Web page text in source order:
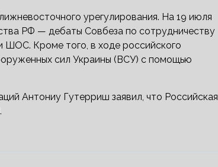
урегулирования. На 19 июля
РФ — дебаты Совбеза по сотрудничеству
Кроме того, в ходе российского
сил Украины (ВСУ) с помощью
Антониу Гутерриш заявил, что Российская